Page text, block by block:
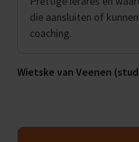
die aansluiten of
coaching.
Wietske van Veenen